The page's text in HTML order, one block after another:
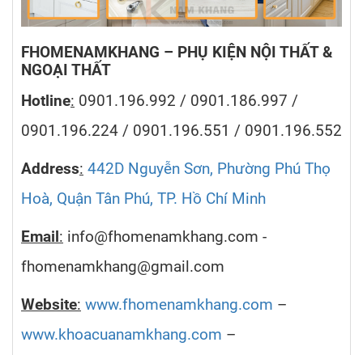
FHOMENAMKHANG – PHỤ KIỆN NỘI THẤT &
NGOẠI THẤT
Hotline: 0901.196.992 / 0901.186.997 /
0901.196.224 / 0901.196.551 / 0901.196.552
Address: 442D Nguyễn Sơn, Phường Phú Thọ
Hoà, Quận Tân Phú, TP. Hồ Chí Minh
Email : info@fhomenamkhang.com -
fhomenamkhang@gmail.com
Website: www.fhomenamkhang.com –
www.khoacuanamkhang.com –